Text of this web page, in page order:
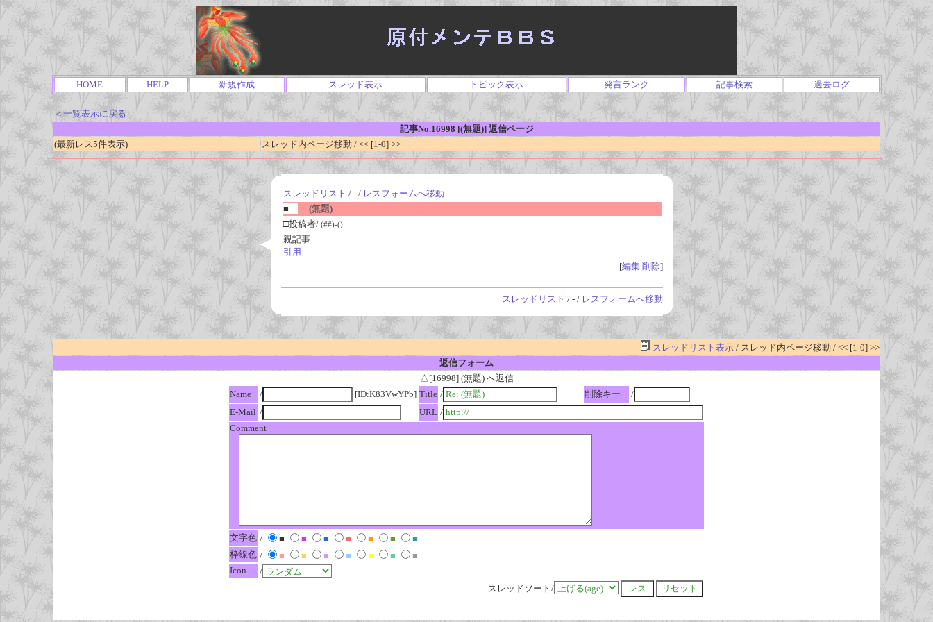
HOME HELP 新規作成 スレッド表示 トピック表示 発言ランク 記事検索 過去ログ
＜一覧表示に戻る
記事No.16998 [(無題)] 返信ページ
(最新レス5件表示)
スレッド内ページ移動 / << [1-0] >>
スレッドリスト / - / レスフォームへ移動
■
(無題)
□投稿者/ (##)-()
親記事
引用
[編集|削除]
スレッドリスト / - / レスフォームへ移動
スレッドリスト表示/ スレッド内ページ移動 / << [1-0] >>
返信フォーム
△[16998] (無題) へ返信
Name
/ [ID:K83VwYPb] Title / 削除キー
/
E-Mail / URL /
Comment
文字色 / ■ ■ ■ ■ ■ ■
■
枠線色 / ■ ■ ■ ■ ■ ■
■
Icon
/
スレッドソート/